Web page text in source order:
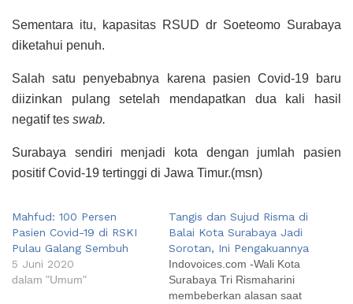
Sementara itu, kapasitas RSUD dr Soeteomo Surabaya
diketahui penuh.
Salah satu penyebabnya karena pasien Covid-19 baru
diizinkan pulang setelah mendapatkan dua kali hasil
negatif tes swab.
Surabaya sendiri menjadi kota dengan jumlah pasien
positif Covid-19 tertinggi di Jawa Timur.(msn)
Mahfud: 100 Persen
Pasien Covid-19 di RSKI
Pulau Galang Sembuh
5 Juni 2020
dalam "Umum"
Tangis dan Sujud Risma di
Balai Kota Surabaya Jadi
Sorotan, Ini Pengakuannya
Indovoices.com -Wali Kota
Surabaya Tri Rismaharini
membeberkan alasan saat